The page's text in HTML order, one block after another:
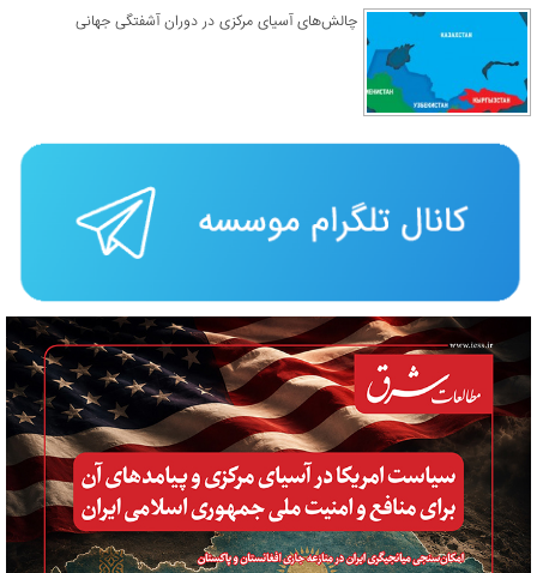
چالش‌های آسیای مرکزی در دوران آشفتگی جهانی